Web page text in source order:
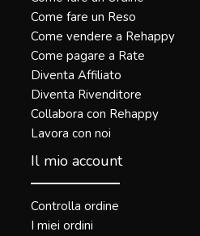
Come fare un Reso
Come vendere a Rehappy
Come pagare a Rate
Diventa Affiliato
Diventa Rivenditore
Collabora con Rehappy
Lavora con noi
Il mio account
Controlla ordine
I miei ordini